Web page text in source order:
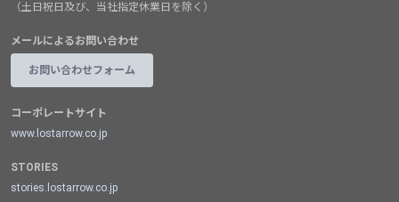
（土日祝日及び、当社指定休業日を除く）
メールによるお問い合わせ
お問い合わせフォーム
コーポレートサイト
www.lostarrow.co.jp
STORIES
stories.lostarrow.co.jp